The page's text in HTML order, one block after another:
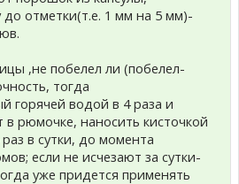
отметки(т.е. 1 мм на 5 мм)-
,не побелел ли (побелел-
тогда
горячей водой в 4 раза и
рюмочке, наносить кисточкой
в сутки, до момента
если не исчезают за сутки-
уже придется применять